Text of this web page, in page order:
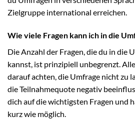
Zielgruppe international erreichen.
Wie viele Fragen kann ich in die
Die Anzahl der Fragen, die du in die
kannst, ist prinzipiell unbegrenzt.
darauf achten, die Umfrage nicht zu
die Teilnahmequote negativ
dich auf die wichtigsten Fragen und
kurz wie möglich.